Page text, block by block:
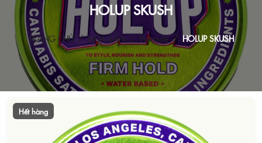
HOLUP SKUSH
TRANG CHỦ MUA SẮM Pomade HOLUP SKUSH
Hết hàng